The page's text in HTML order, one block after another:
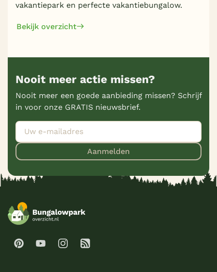
vakantiepark en perfecte vakantiebungalow.
Bekijk overzicht
Nooit meer actie missen?
Nooit meer een goede aanbieding missen? Schrijf
in voor onze GRATIS nieuwsbrief.
Aanmelden